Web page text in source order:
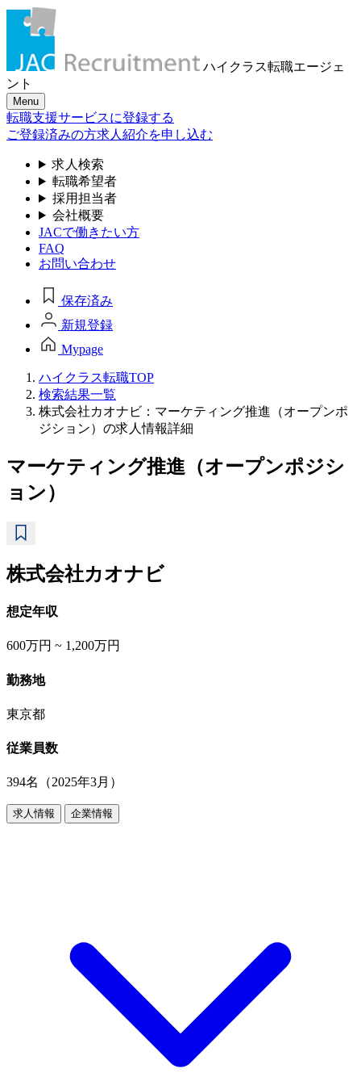
ハイクラス転職エージェ
ント
Menu
転職支援サービスに登録する
ご登録済みの方求人紹介を申し込む
求人検索
転職希望者
採用担当者
会社概要
JACで働きたい方
FAQ
お問い合わせ
保存済み
新規登録
Mypage
ハイクラス転職TOP
検索結果一覧
株式会社カオナビ：マーケティング推進（オープンポ
ジション）の求人情報詳細
マーケティング推進（オープンポジシ
ョン）
株式会社カオナビ
想定年収
600万円 ~ 1,200万円
勤務地
東京都
従業員数
394名（2025年3月）
求人情報 企業情報